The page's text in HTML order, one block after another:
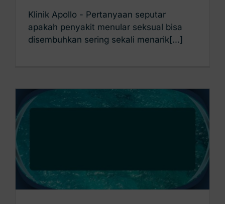
Klinik Apollo - Pertanyaan seputar
apakah penyakit menular seksual bisa
disembuhkan sering sekali menarik[...]